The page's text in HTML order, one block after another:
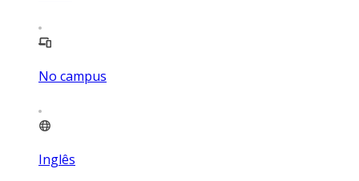
No campus
Inglês